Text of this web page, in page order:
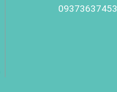
09373637453